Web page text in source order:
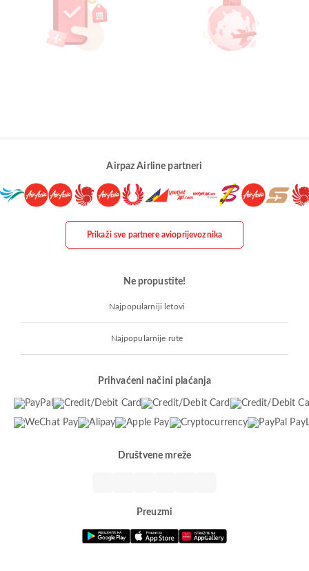
Airpaz Airline partneri
Prikaži sve partnere avioprijevoznika
Ne propustite!
Najpopularniji letovi
Najpopularnije rute
Prihvaćeni načini plaćanja
Društvene mreže
Preuzmi